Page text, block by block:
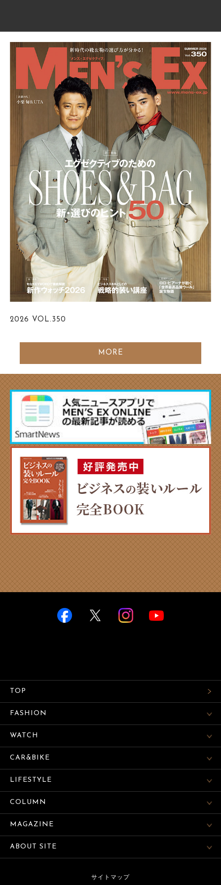
2026 VOL.350
MORE
TOP
FASHION
WATCH
CAR&BIKE
LIFESTYLE
COLUMN
MAGAZINE
ABOUT SITE
サイトマップ